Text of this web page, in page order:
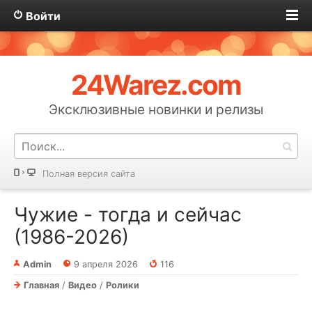
Войти
24Warez.com
Эксклюзивные новинки и релизы
Полная версия сайта
Чужие - тогда и сейчас
(1986-2026)
Admin 9 апреля 2026
116
Главная / Видео / Ролики